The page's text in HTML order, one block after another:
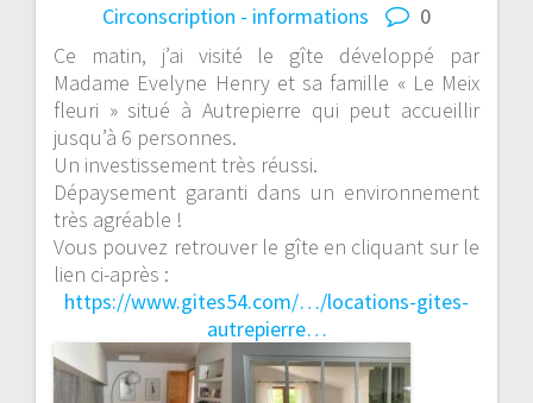
Circonscription - informations
0
Ce matin, j’ai visité le gîte développé par
Madame Evelyne Henry et sa famille « Le Meix
fleuri » situé à Autrepierre qui peut accueillir
jusqu’à 6 personnes.
Un investissement très réussi.
Dépaysement garanti dans un environnement
très agréable !
Vous pouvez retrouver le gîte en cliquant sur le
lien ci-après :
https://www.gites54.com/…/locations-gites-
autrepierre…